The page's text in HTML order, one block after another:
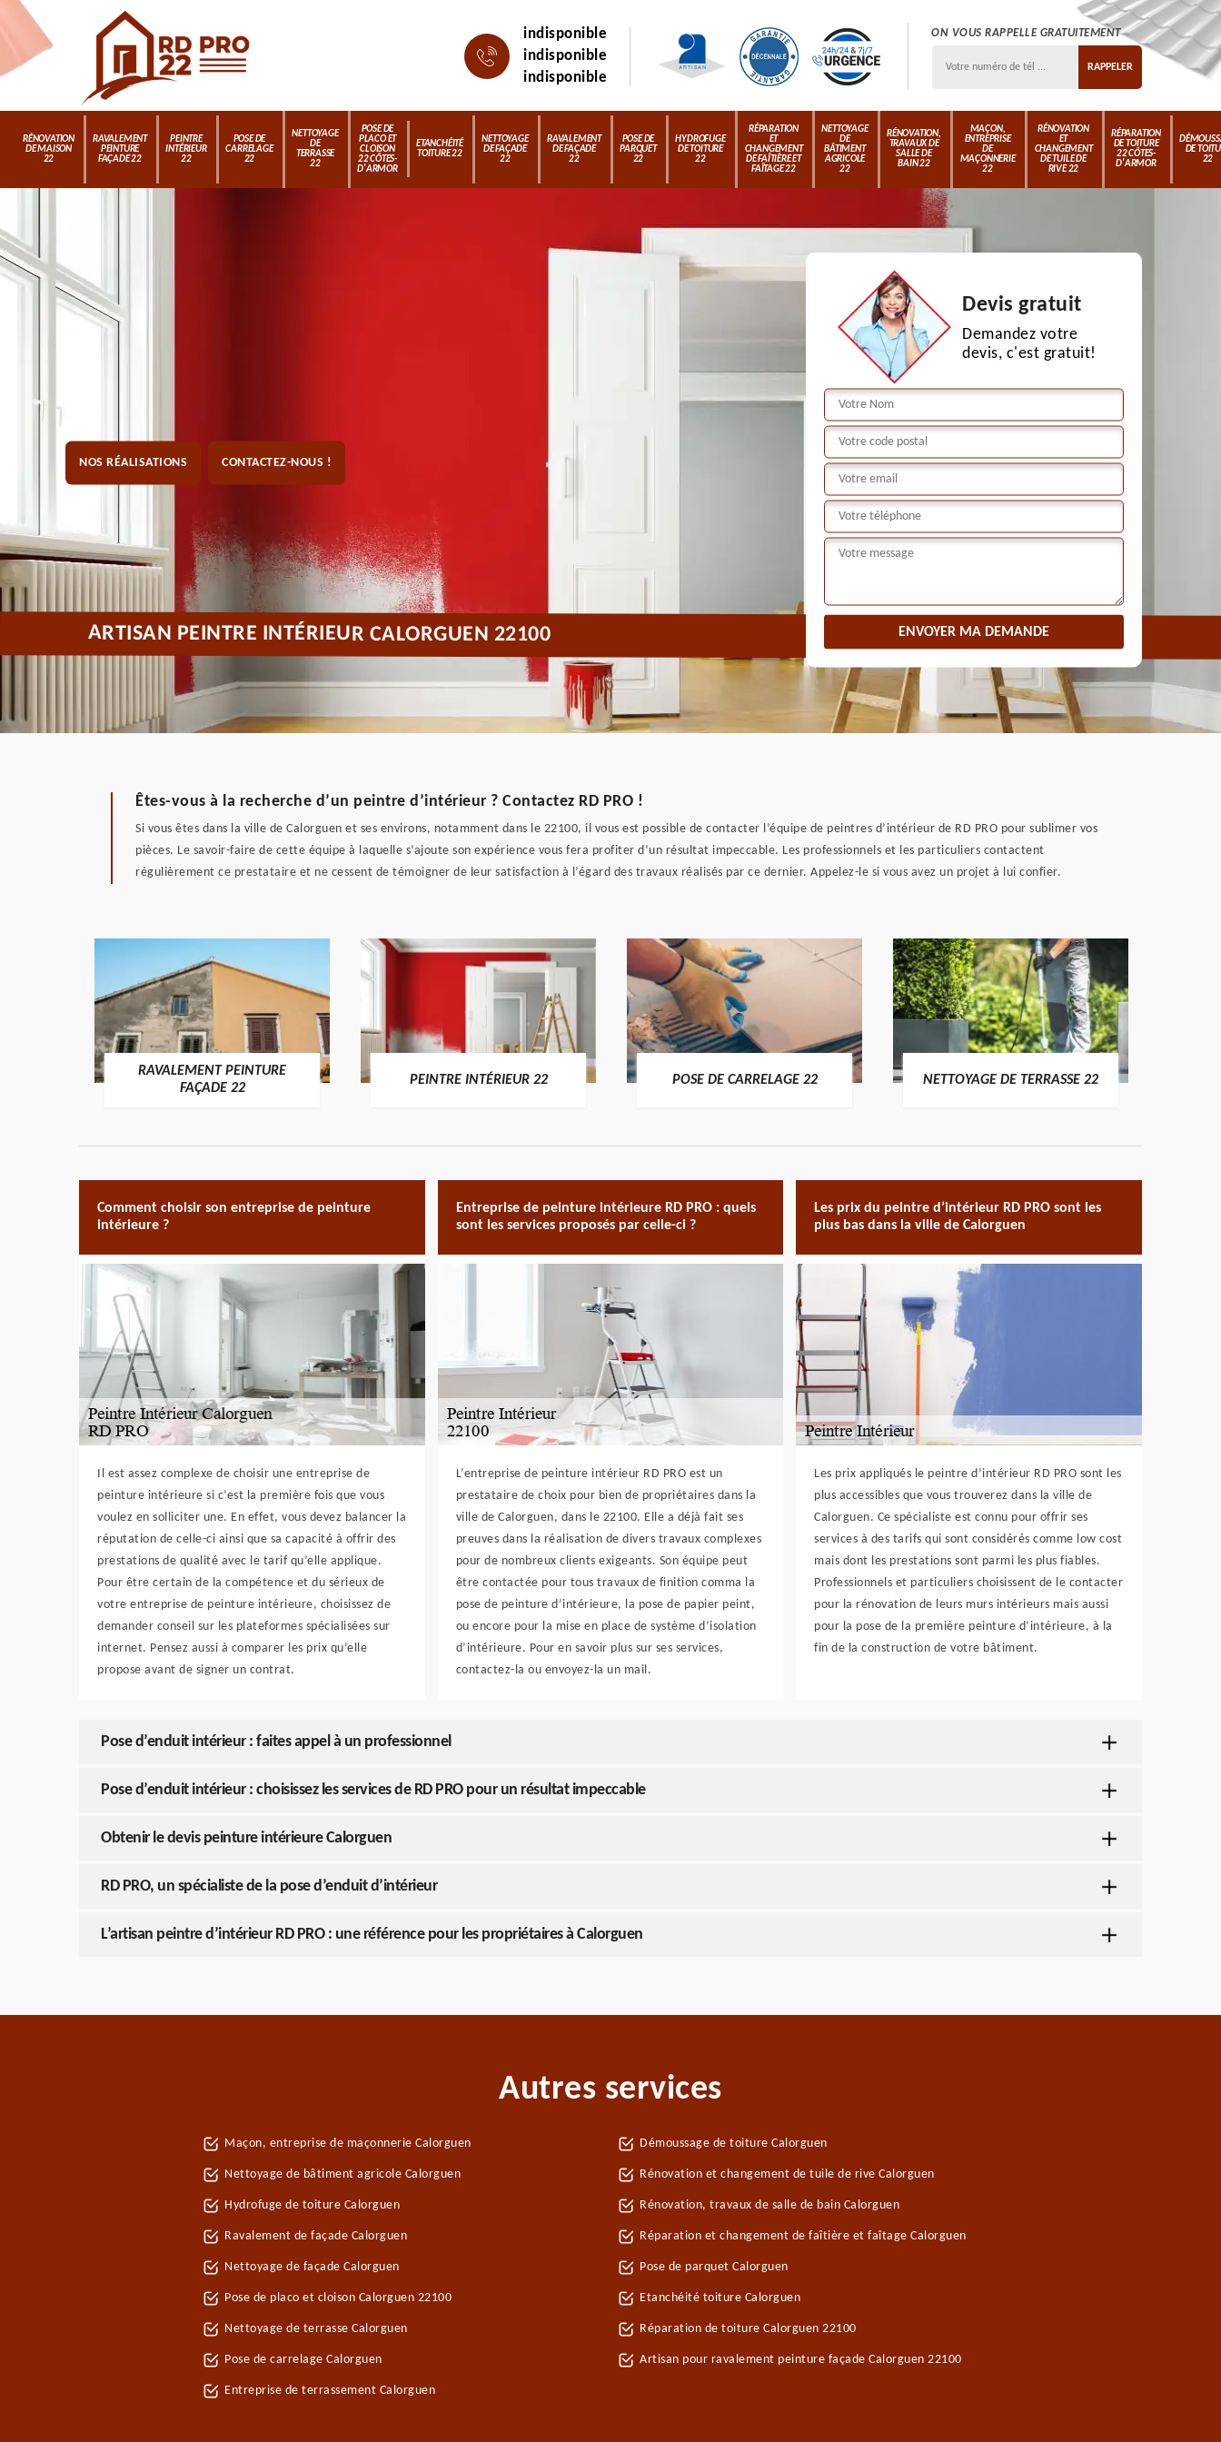
indisponible
indisponible
indisponible
ON VOUS RAPPELLE GRATUITEMENT
RÉNOVATION
DE MAISON
22
RAVALEMENT
PEINTURE
FAÇADE 22
PEINTRE
INTÉRIEUR
22
POSE DE
CARRELAGE
22
NETTOYAGE
DE
TERRASSE
22
POSE DE
PLACO ET
CLOISON
22 CÔTES-
D'ARMOR
ETANCHÉITÉ
TOITURE 22
NETTOYAGE
DE FAÇADE
22
RAVALEMENT
DE FAÇADE
22
POSE DE
PARQUET
22
HYDROFUGE
DE TOITURE
22
RÉPARATION
ET
CHANGEMENT
DE FAÎTIÈRE ET
FAÎTAGE 22
NETTOYAGE
DE
BÂTIMENT
AGRICOLE
22
RÉNOVATION,
TRAVAUX DE
SALLE DE
BAIN 22
MAÇON,
ENTREPRISE
DE
MAÇONNERIE
22
RÉNOVATION
ET
CHANGEMENT
DE TUILE DE
RIVE 22
RÉPARATION
DE TOITURE
22 CÔTES-
D'ARMOR
DE
22
NOS RÉALISATIONS CONTACTEZ-NOUS !
Devis gratuit
Demandez votre
devis, c'est gratuit!
ARTISAN PEINTRE INTÉRIEUR CALORGUEN 22100
Êtes-vous à la recherche d’un peintre d’intérieur ? Contactez RD PRO !
Si vous êtes dans la ville de Calorguen et ses environs, notamment dans le 22100, il vous est possible de contacter l’équipe de peintres d’intérieur de RD PRO pour sublimer vos
pièces. Le savoir-faire de cette équipe à laquelle s’ajoute son expérience vous fera profiter d’un résultat impeccable. Les professionnels et les particuliers contactent
régulièrement ce prestataire et ne cessent de témoigner de leur satisfaction à l’égard des travaux réalisés par ce dernier. Appelez-le si vous avez un projet à lui confier.
RAVALEMENT PEINTURE
FAÇADE 22
PEINTRE INTÉRIEUR 22 POSE DE CARRELAGE 22 NETTOYAGE DE TERRASSE 22
Comment choisir son entreprise de peinture
intérieure ?
Il est assez complexe de choisir une entreprise de
peinture intérieure si c’est la première fois que vous
voulez en solliciter une. En effet, vous devez balancer la
réputation de celle-ci ainsi que sa capacité à offrir des
prestations de qualité avec le tarif qu’elle applique.
Pour être certain de la compétence et du sérieux de
votre entreprise de peinture intérieure, choisissez de
demander conseil sur les plateformes spécialisées sur
internet. Pensez aussi à comparer les prix qu’elle
propose avant de signer un contrat.
Entreprise de peinture intérieure RD PRO : quels
sont les services proposés par celle-ci ?
L’entreprise de peinture intérieur RD PRO est un
prestataire de choix pour bien de propriétaires dans la
ville de Calorguen, dans le 22100. Elle a déjà fait ses
preuves dans la réalisation de divers travaux complexes
pour de nombreux clients exigeants. Son équipe peut
être contactée pour tous travaux de finition comma la
pose de peinture d’intérieure, la pose de papier peint,
ou encore pour la mise en place de système d’isolation
d’intérieure. Pour en savoir plus sur ses services,
contactez-la ou envoyez-la un mail.
Les prix du peintre d’intérieur RD PRO sont les
plus bas dans la ville de Calorguen
Les prix appliqués le peintre d’intérieur RD PRO sont les
plus accessibles que vous trouverez dans la ville de
Calorguen. Ce spécialiste est connu pour offrir ses
services à des tarifs qui sont considérés comme low cost
mais dont les prestations sont parmi les plus fiables.
Professionnels et particuliers choisissent de le contacter
pour la rénovation de leurs murs intérieurs mais aussi
pour la pose de la première peinture d’intérieure, à la
fin de la construction de votre bâtiment.
Pose d’enduit intérieur : faites appel à un professionnel
Pose d’enduit intérieur : choisissez les services de RD PRO pour un résultat impeccable
Obtenir le devis peinture intérieure Calorguen
RD PRO, un spécialiste de la pose d’enduit d’intérieur
L’artisan peintre d’intérieur RD PRO : une référence pour les propriétaires à Calorguen
Autres services
Maçon, entreprise de maçonnerie Calorguen
Nettoyage de bâtiment agricole Calorguen
Hydrofuge de toiture Calorguen
Ravalement de façade Calorguen
Nettoyage de façade Calorguen
Pose de placo et cloison Calorguen 22100
Nettoyage de terrasse Calorguen
Pose de carrelage Calorguen
Entreprise de terrassement Calorguen
Démoussage de toiture Calorguen
Rénovation et changement de tuile de rive Calorguen
Rénovation, travaux de salle de bain Calorguen
Réparation et changement de faîtière et faîtage Calorguen
Pose de parquet Calorguen
Etanchéité toiture Calorguen
Réparation de toiture Calorguen 22100
Artisan pour ravalement peinture façade Calorguen 22100